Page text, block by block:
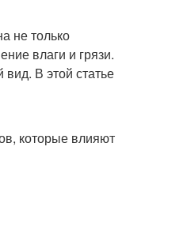
не только
влаги и грязи.
В этой статье
которые влияют